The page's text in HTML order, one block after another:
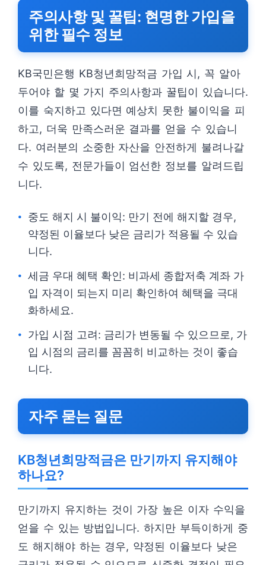
주의사항 및 꿀팁: 현명한 가입을
위한 필수 정보
KB국민은행 KB청년희망적금 가입 시, 꼭 알아
두어야 할 몇 가지 주의사항과 꿀팁이 있습니다.
이를 숙지하고 있다면 예상치 못한 불이익을 피
하고, 더욱 만족스러운 결과를 얻을 수 있습니
다. 여러분의 소중한 자산을 안전하게 불려나갈
수 있도록, 전문가들이 엄선한 정보를 알려드립
니다.
중도 해지 시 불이익: 만기 전에 해지할 경우,
약정된 이율보다 낮은 금리가 적용될 수 있습
니다.
세금 우대 혜택 확인: 비과세 종합저축 계좌 가
입 자격이 되는지 미리 확인하여 혜택을 극대
화하세요.
가입 시점 고려: 금리가 변동될 수 있으므로, 가
입 시점의 금리를 꼼꼼히 비교하는 것이 좋습
니다.
자주 묻는 질문
KB청년희망적금은 만기까지 유지해야
하나요?
만기까지 유지하는 것이 가장 높은 이자 수익을
얻을 수 있는 방법입니다. 하지만 부득이하게 중
도 해지해야 하는 경우, 약정된 이율보다 낮은